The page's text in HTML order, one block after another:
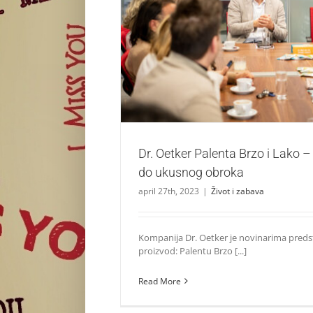
Dr. Oetker Palenta Brzo i Lako – za tren
obroka
Život i zabava
Dr. Oetker Palenta Brzo i Lako
do ukusnog obroka
april 27th, 2023 | Život i zabava
Kompanija Dr. Oetker je novinarima
proizvod: Palentu Brzo [...]
Read More